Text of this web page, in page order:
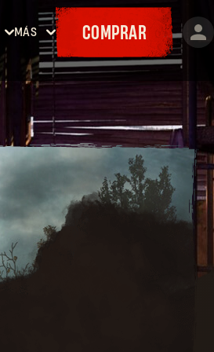
MÁS
Eventos
Cositas
Mapas
COMPRAR